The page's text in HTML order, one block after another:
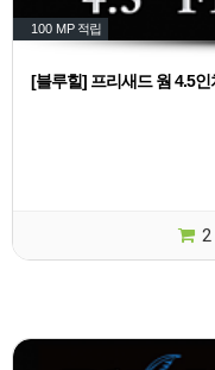
100 MP 적립
[블루힐] 프리새드 웜 4.5인
2